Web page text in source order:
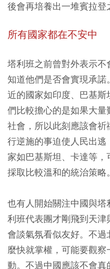
後會再培養出一堆賓拉登
所有國家都在不安中
塔利班之前曾對外表示
知道他們是否會實現承
近的國家如印度、巴基
們比較擔心的是如果大
社會，所以此刻應該會
行逆施的事迫使人民出
家如巴基斯坦、卡達等
採取比較溫和的統治策略。
也有人開始關注中國與
利班代表團才剛飛到天
會談氣氛看似友好。不
麼快就掌權，可能要觀
動。不過中國應該不會